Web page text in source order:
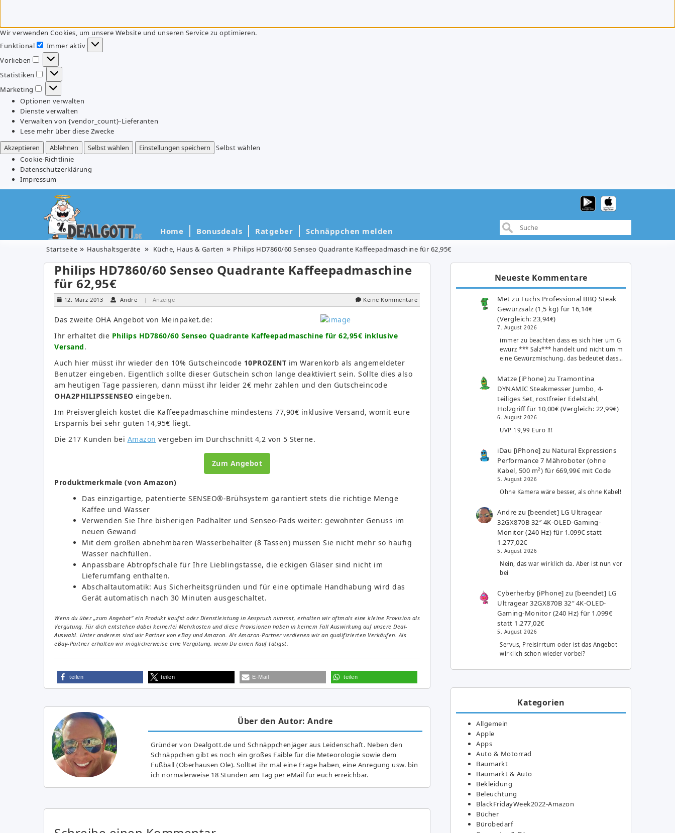
Wir verwenden Cookies, um unsere Website und unseren Service zu optimieren.
Funktional
Funktional
Immer aktiv
Vorlieben
Vorlieben
Statistiken
Statistiken
Marketing
Marketing
Optionen verwalten
Dienste verwalten
Verwalten von {vendor_count}-Lieferanten
Lese mehr über diese Zwecke
Akzeptieren
Ablehnen Selbst wählen Einstellungen speichern
Selbst wählen
Cookie-Richtlinie
Datenschutzerklärung
Impressum
Home Bonusdeals Ratgeber Schnäppchen melden
Startseite Haushaltsgeräte Küche, Haus & Garten Philips HD7860/60 Senseo Quadrante Kaffeepadmaschine für 62,95€
Philips HD7860/60 Senseo Quadrante Kaffeepadmaschine
für 62,95€
12. März 2013 Andre | Anzeige Keine Kommentare
Das zweite OHA Angebot von Meinpaket.de:
Ihr erhaltet die Philips HD7860/60 Senseo Quadrante Kaffeepadmaschine für 62,95€ inklusive
Versand.
Auch hier müsst ihr wieder den 10% Gutscheincode 10PROZENT im Warenkorb als angemeldeter
Benutzer eingeben. Eigentlich sollte dieser Gutschein schon lange deaktiviert sein. Sollte dies also
am heutigen Tage passieren, dann müsst ihr leider 2€ mehr zahlen und den Gutscheincode
OHA2PHILIPSSENSEO eingeben.
Im Preisvergleich kostet die Kaffeepadmaschine mindestens 77,90€ inklusive Versand, womit eure
Ersparnis bei sehr guten 14,95€ liegt.
Die 217 Kunden bei Amazon vergeben im Durchschnitt 4,2 von 5 Sterne.
Zum Angebot
Produktmerkmale (von Amazon)
Das einzigartige, patentierte SENSEO®-Brühsystem garantiert stets die richtige Menge
Kaffee und Wasser
Verwenden Sie Ihre bisherigen Padhalter und Senseo-Pads weiter: gewohnter Genuss im
neuen Gewand
Mit dem großen abnehmbaren Wasserbehälter (8 Tassen) müssen Sie nicht mehr so häufig
Wasser nachfüllen.
Anpassbare Abtropfschale für Ihre Lieblingstasse, die eckigen Gläser sind nicht im
Lieferumfang enthalten.
Abschaltautomatik: Aus Sicherheitsgründen und für eine optimale Handhabung wird das
Gerät automatisch nach 30 Minuten ausgeschaltet.
Wenn du über „zum Angebot“ ein Produkt kaufst oder Dienstleistung in Anspruch nimmst, erhalten wir oftmals eine kleine Provision als
Vergütung. Für dich entstehen dabei keinerlei Mehrkosten und diese Provisionen haben in keinem Fall Auswirkung auf unsere Deal-
Auswahl. Unter anderem sind wir Partner von eBay und Amazon. Als Amazon-Partner verdienen wir an qualifizierten Verkäufen. Als
eBay-Partner erhalten wir möglicherweise eine Vergütung, wenn Du einen Kauf tätigst.
teilen teilen E-Mail teilen
Über den Autor: Andre
Gründer von Dealgott.de und Schnäppchenjäger aus Leidenschaft. Neben den
Schnäppchen gibt es noch ein großes Fai­ble für die Meteorologie sowie dem
Fußball (Oberhausen Ole). Solltet ihr mal eine Frage haben, eine Anregung usw. bin
ich normalerweise 18 Stunden am Tag per eMail für euch erreichbar.
Neueste Kommentare
Met zu Fuchs Professional BBQ Steak
Gewürzsalz (1,5 kg) für 16,14€
(Vergleich: 23,94€)
7. August 2026
immer zu beachten dass es sich hier um G
ewürz *** Salz*** handelt und nicht um m
eine Gewürzmischung. das bedeutet dass…
Matze [iPhone] zuTramontina
DYNAMIC Steakmesser Jumbo, 4-
teiliges Set, rostfreier Edelstahl,
Holzgriff für 10,00€ (Vergleich: 22,99€)
6. August 2026
UVP 19,99 Euro !!!
iDau [iPhone] zu Natural Expressions
Performance 7 Mähroboter (ohne
Kabel, 500 m²) für 669,99€ mit Code
5. August 2026
Ohne Kamera wäre besser, als ohne Kabel!
Andre zu [beendet] LG Ultragear
32GX870B 32″ 4K-OLED-Gaming-
Monitor (240 Hz) für 1.099€ statt
1.277,02€
5. August 2026
Nein, das war wirklich da. Aber ist nun vor
bei
Cyberherby [iPhone] zu [beendet] LG
Ultragear 32GX870B 32″ 4K-OLED-
Gaming-Monitor (240 Hz) für 1.099€
statt 1.277,02€
5. August 2026
Servus, Preisirrtum oder ist das Angebot
wirklich schon wieder vorbei?
Kategorien
Allgemein
Apple
Apps
Auto & Motorrad
Baumarkt
Baumarkt & Auto
Bekleidung
Beleuchtung
BlackFridayWeek2022-Amazon
Bücher
Bürobedarf